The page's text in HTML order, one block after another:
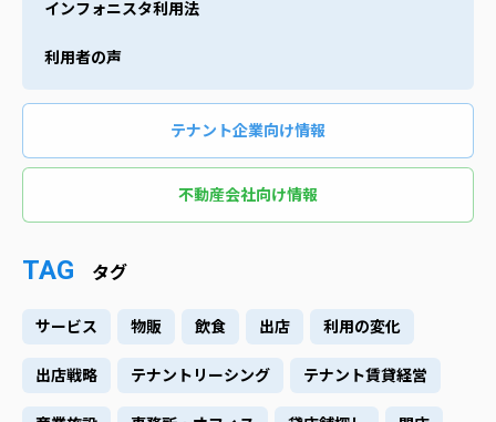
インフォニスタ利用法
利用者の声
テナント企業向け情報
不動産会社向け情報
TAG タグ
サービス 物販 飲食 出店 利用の変化
出店戦略 テナントリーシング テナント賃貸経営